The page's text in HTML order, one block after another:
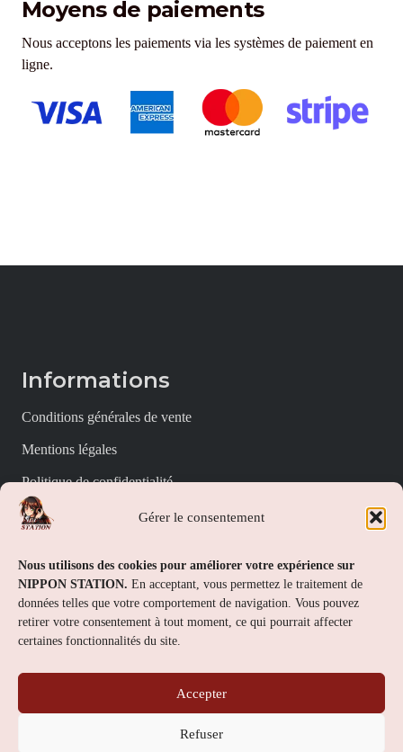
Gérer le consentement
Nous utilisons des cookies pour améliorer votre expérience sur
NIPPON STATION. En acceptant, vous permettez le traitement de
données telles que votre comportement de navigation. Vous pouvez
retirer votre consentement à tout moment, ce qui pourrait affecter
certaines fonctionnalités du site.
Accepter
Refuser
Moyens de paiements
Nous acceptons les paiements via les systèmes de paiement en
ligne.
Informations
Conditions générales de vente
Mentions légales
Politique de confidentialité
Politique de cookies (UE)
Nippon Station
À propos
FAQs
Contact